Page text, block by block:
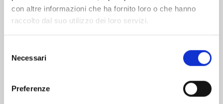
con altre informazioni che ha fornito loro o che hanno
raccolto dal suo utilizzo dei loro servizi.
delNecessari
Preferenze
Altri volumi della serie